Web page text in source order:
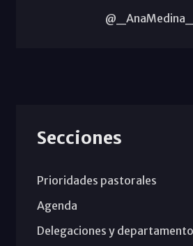
@_AnaMedina_
Secciones
Prioridades pastorales
Agenda
Delegaciones y